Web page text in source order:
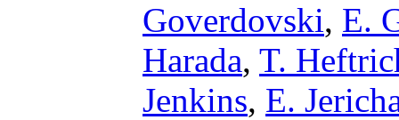
Goverdovski, E.
Harada, T.
Jenkins, E.